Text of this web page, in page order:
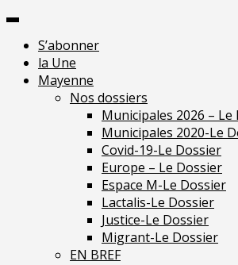
Skip
contentS’abonner
la Une
Mayenne
Nos dossiers
Municipales 2026 – Le
Municipales 2020-Le
Covid-19-Le Dossier
Europe – Le Dossier
Espace M-Le Dossier
Lactalis-Le Dossier
Justice-Le Dossier
Migrant-Le Dossier
EN BREF